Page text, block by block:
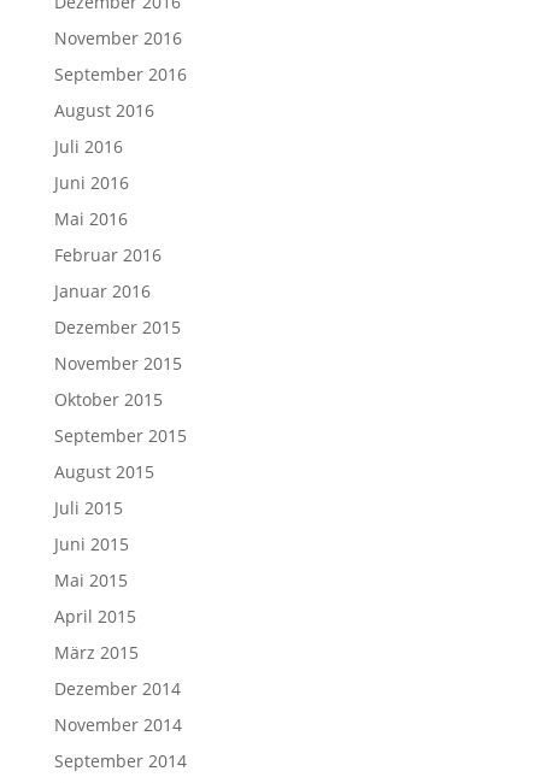
November 2016
September 2016
August 2016
Juli 2016
Juni 2016
Mai 2016
Februar 2016
Januar 2016
Dezember 2015
November 2015
Oktober 2015
September 2015
August 2015
Juli 2015
Juni 2015
Mai 2015
April 2015
März 2015
Dezember 2014
November 2014
September 2014